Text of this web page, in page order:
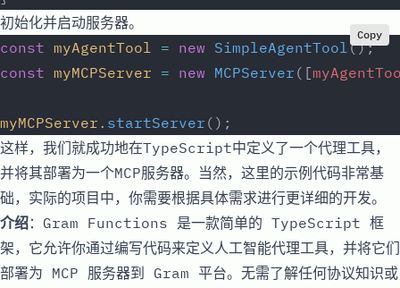
初始化并启动服务器。
const myAgentTool = new SimpleAgentTool();
const myMCPServer = new MCPServer ([
myMCPServer . startServer ();
Copy
这样，我们就成功地在TypeScript中定义了一个代理工具，
并将其部署为一个MCP服务器。当然，这里的示例代码非常基
础，实际的项目中，你需要根据具体需求进行更详细的开发。
介绍：Gram Functions 是一款简单的 TypeScript 框
架，它允许你通过编写代码来定义人工智能代理工具，并将它们
部署为 MCP 服务器到 Gram 平台。无需了解任何协议知识或